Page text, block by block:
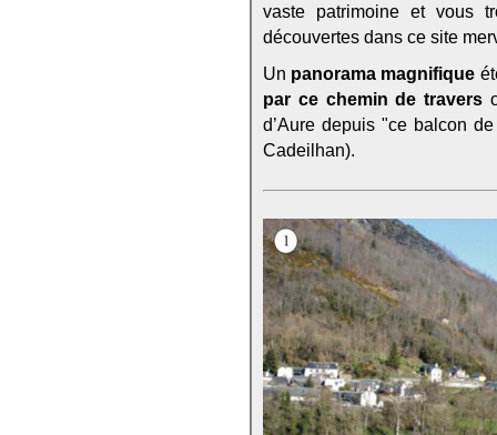
vaste patrimoine et vous
découvertes dans ce site
Un panorama magnifique
par ce chemin de travers
d’Aure depuis "ce balcon
Cadeilhan).